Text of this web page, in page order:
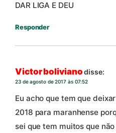
DAR LIGA E DEU
Responder
Victor bolivianodisse:
23 de agosto de 2017 às 07:52
Eu acho que tem que
2018 para maranhense
sei que tem muitos que